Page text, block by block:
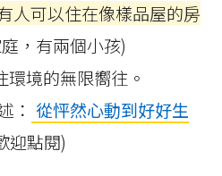
人可以住在像樣品屋的房
，有兩個小孩)
境的無限嚮往。
： 從怦然心動到好好生
迎點閱)